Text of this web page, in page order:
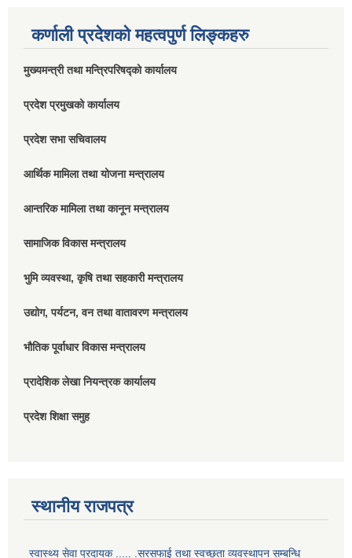
कर्णाली प्रदेशको महत्वपुर्ण लिङ्कहरु
मुख्यमन्त्री तथा मन्त्रिपरिषद्को कार्यालय
प्रदेश प्रमुखको कार्यालय
प्रदेश सभा सचिवालय
आर्थिक मामिला तथा योजना मन्त्रालय
आन्तरिक मामिला तथा कानून मन्त्रालय
सामाजिक विकास मन्त्रालय
भुमि व्यवस्था, कृषि तथा सहकारी मन्त्रालय
उद्योग, पर्यटन, वन तथा वातावरण मन्त्रालय
भौतिक पूर्वाधार विकास मन्त्रालय
प्रादेशिक लेखा नियन्त्रक कार्यालय
प्रदेश शिक्षा समुह
स्थानीय राजपत्र
स्वास्थ्य सेवा प्रदायक ..... .सरसफाई तथा स्वच्छता व्यवस्थापन सम्बन्धि